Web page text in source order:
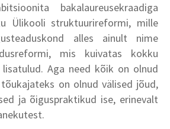
bakalaureusekraadiga
Ülikooli struktuurireformi, mille
alles ainult nime
mis kuivatas kokku
lisatulud. Aga need kõik on olnud
on olnud välised jõud,
ja õiguspraktikud ise, erinevalt